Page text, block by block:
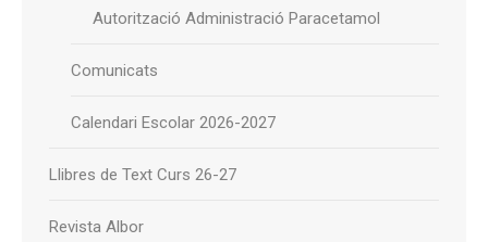
Autorització Administració Paracetamol
Comunicats
Calendari Escolar 2026-2027
Llibres de Text Curs 26-27
Revista Albor